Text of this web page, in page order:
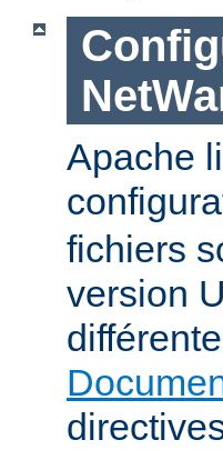
Apache
fichiers
version